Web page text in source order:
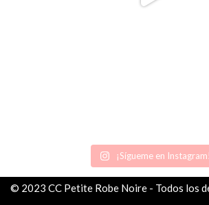
¡Sígueme en Instagram!
© 2023 CC Petite Robe Noire - Todos los